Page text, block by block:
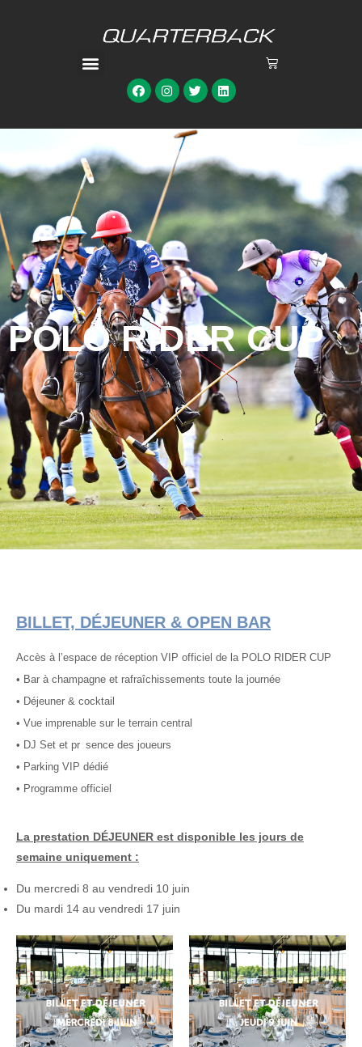
POLO RIDER CUP
BILLET, DÉJEUNER & OPEN BAR
Accès à l’espace de réception VIP officiel de la POLO RIDER CUP
• Bar à champagne et rafraîchissements toute la journée
• Déjeuner & cocktail
• Vue imprenable sur le terrain central
• DJ Set et pr sence des joueurs
• Parking VIP dédié
• Programme officiel
La prestation DÉJEUNER est disponible les jours de
semaine uniquement :
Du mercredi 8 au vendredi 10 juin
Du mardi 14 au vendredi 17 juin